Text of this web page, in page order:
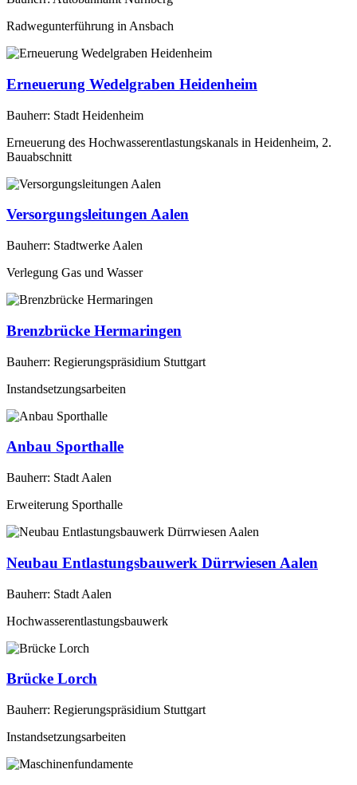
Radwegunterführung in Ansbach
Erneuerung Wedelgraben Heidenheim
Bauherr: Stadt Heidenheim
Erneuerung des Hochwasserentlastungskanals in Heidenheim, 2.
Bauabschnitt
Versorgungsleitungen Aalen
Bauherr: Stadtwerke Aalen
Verlegung Gas und Wasser
Brenzbrücke Hermaringen
Bauherr: Regierungspräsidium Stuttgart
Instandsetzungsarbeiten
Anbau Sporthalle
Bauherr: Stadt Aalen
Erweiterung Sporthalle
Neubau Entlastungsbauwerk Dürrwiesen Aalen
Bauherr: Stadt Aalen
Hochwasserentlastungsbauwerk
Brücke Lorch
Bauherr: Regierungspräsidium Stuttgart
Instandsetzungsarbeiten